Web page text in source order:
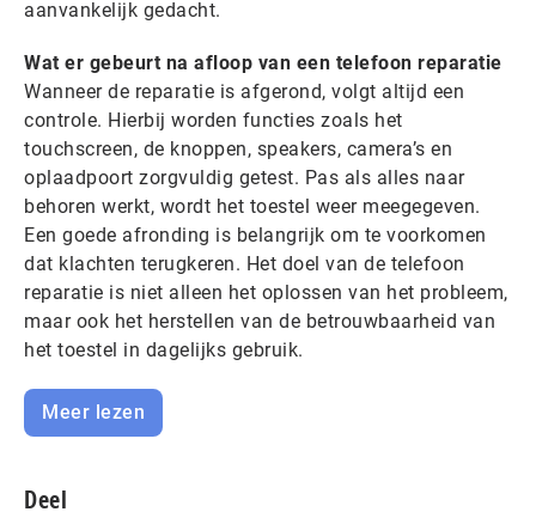
aanvankelijk gedacht.
Wat er gebeurt na afloop van een telefoon reparatie
Wanneer de reparatie is afgerond, volgt altijd een
controle. Hierbij worden functies zoals het
touchscreen, de knoppen, speakers, camera’s en
oplaadpoort zorgvuldig getest. Pas als alles naar
behoren werkt, wordt het toestel weer meegegeven.
Een goede afronding is belangrijk om te voorkomen
dat klachten terugkeren. Het doel van de telefoon
reparatie is niet alleen het oplossen van het probleem,
maar ook het herstellen van de betrouwbaarheid van
het toestel in dagelijks gebruik.
Meer lezen
Deel